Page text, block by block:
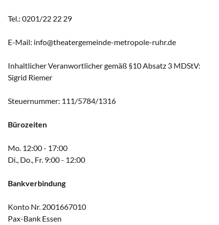
Tel.: 0201/22 22 29
E-Mail: info@theatergemeinde-metropole-ruhr.de
Inhaltlicher Veranwortlicher gemäß §10 Absatz 3 MDStV:
Sigrid Riemer
Steuernummer: 111/5784/1316
Bürozeiten
Mo. 12:00 - 17:00
Di., Do., Fr. 9:00 - 12:00
Bankverbindung
Konto Nr. 2001667010
Pax-Bank Essen